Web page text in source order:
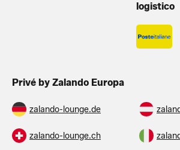
logistico
Privé by Zalando Europa
zalando-lounge.de
zalando-lounge.ch